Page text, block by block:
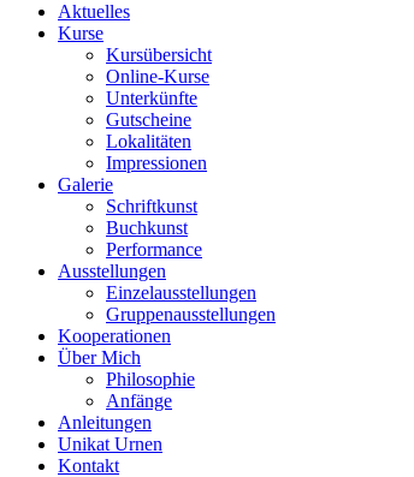
Aktuelles
Kurse
Kursübersicht
Online-Kurse
Unterkünfte
Gutscheine
Lokalitäten
Impressionen
Galerie
Schriftkunst
Buchkunst
Performance
Ausstellungen
Einzelausstellungen
Gruppenausstellungen
Kooperationen
Über Mich
Philosophie
Anfänge
Anleitungen
Unikat Urnen
Kontakt